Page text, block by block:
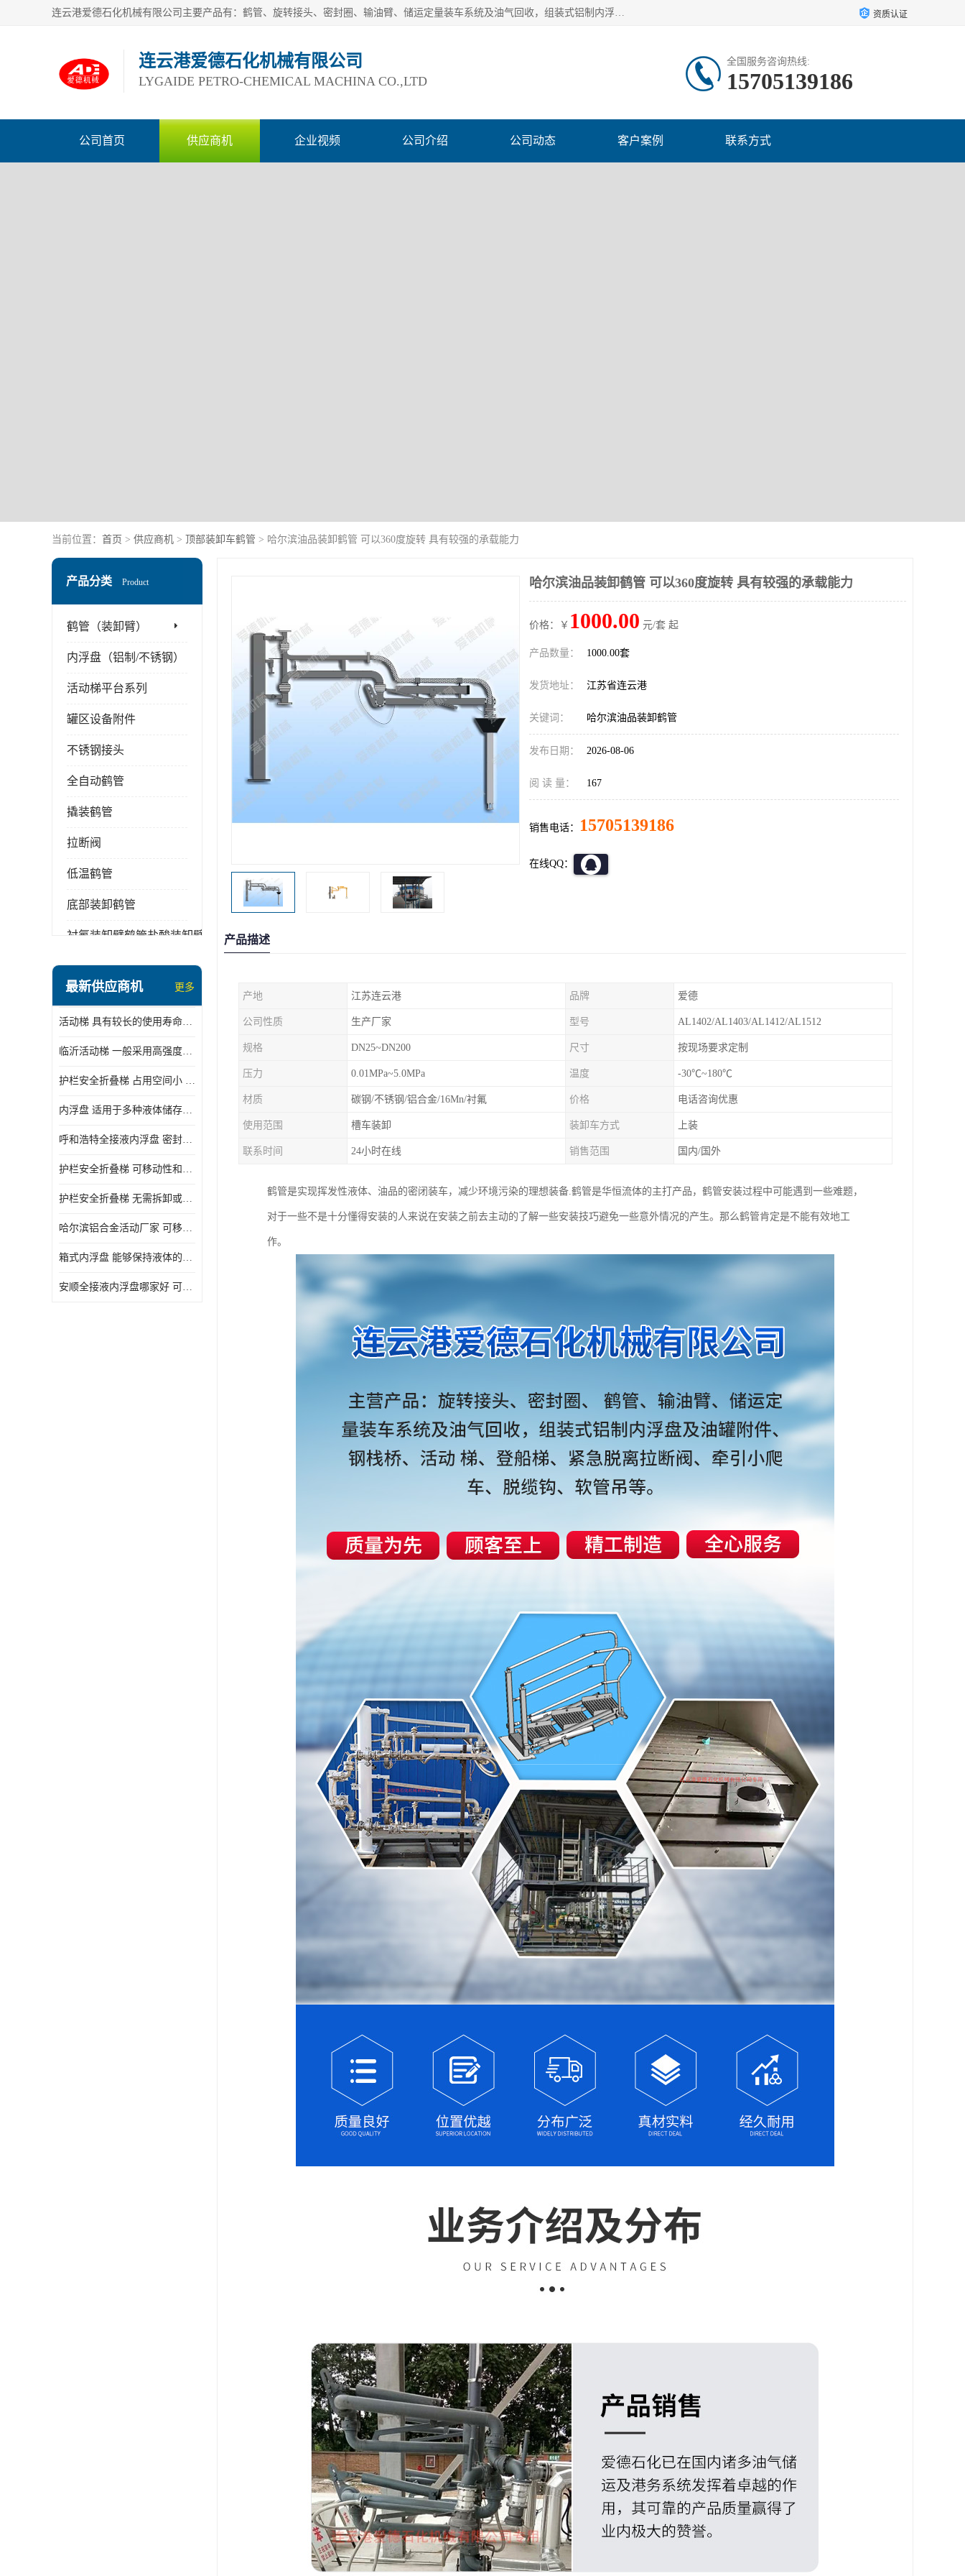
连云港爱德石化机械有限公司主要产品有：鹤管、旋转接头、密封圈、输油臂、储运定量装车系统及油气回收，组装式铝制内浮盘及油罐附件、钢结构栈桥/平台、活动梯、紧急脱离拉断阀等。完备的制造和检测手段以及高素质的员工确保了产品的质量。 资质认证
连云港爱德石化机械有限公司
LYGAIDE PETRO-CHEMICAL MACHINA CO.,LTD
全国服务咨询热线:
15705139186
公司首页 供应商机 企业视频 公司介绍 公司动态 客户案例 联系方式
当前位置： 首页 > 供应商机 > 顶部装卸车鹤管 > 哈尔滨油品装卸鹤管 可以360度旋转 具有较强的承载能力
产品分类 Product
鹤管（装卸臂）
内浮盘（铝制/不锈钢）
活动梯平台系列
罐区设备附件
不锈钢接头
全自动鹤管
撬装鹤管
拉断阀
低温鹤管
底部装卸鹤管
衬氟装卸臂鹤管盐酸装卸臂
顶部装卸车鹤管
液氨液化气鹤管
定量装车系统
最新供应商机 更多
活动梯 具有较长的使用寿命和耐用性 一般采用高强度材料制造
临沂活动梯 一般采用高强度材料制造 可以用于多种不同的任务
护栏安全折叠梯 占用空间小 方便存放和搬运
内浮盘 适用于多种液体储存和运输 能够降低运输成本和维护成本
呼和浩特全接液内浮盘 密封性能好 有效保护液体质量
护栏安全折叠梯 可移动性和安全性较高 占用空间小
护栏安全折叠梯 无需拆卸或重新安装 占用空间小
哈尔滨铝合金活动厂家 可移动性和安全性较高 占用空间小
箱式内浮盘 能够保持液体的密闭状态 适用于多种液体储存和运输
安顺全接液内浮盘哪家好 可以自动上下浮动 密封性能好
哈尔滨油品装卸鹤管 可以360度旋转 具有较强的承载能力
价格：￥ 1000.00 元/套 起
产品数量： 1000.00套
发货地址： 江苏省连云港
关键词： 哈尔滨油品装卸鹤管
发布日期： 2026-08-06
阅 读 量： 167
销售电话： 15705139186
在线QQ：
产品描述
产地 江苏连云港 品牌 爱德
公司性质 生产厂家 型号 AL1402/AL1403/AL1412/AL1512
规格 DN25~DN200 尺寸 按现场要求定制
压力 0.01MPa~5.0MPa 温度 -30℃~180℃
材质 碳钢/不锈钢/铝合金/16Mn/衬氟 价格 电话咨询优惠
使用范围 槽车装卸 装卸车方式 上装
联系时间 24小时在线 销售范围 国内/国外
鹤管是实现挥发性液体、油品的密闭装车，减少环境污染的理想装备.鹤管是华恒流体的主打产品，鹤管安装过程中可能遇到一些难题，
对于一些不是十分懂得安装的人来说在安装之前去主动的了解一些安装技巧避免一些意外情况的产生。那么鹤管肯定是不能有效地工
作。